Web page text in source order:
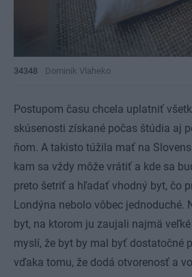
34348 Dominik Vlaheko
Postupom času chcela uplatniť
skúsenosti získané počas štúdia aj
ňom. A takisto túžila mať na
kam sa vždy môže vrátiť a kde sa
preto šetriť a hľadať vhodný byt, čo
Londýna nebolo vôbec jednoduché.
byt, na ktorom ju zaujali najmä
myslí, že byt by mal byť dostatočné
vďaka tomu, že dodá otvorenosť a